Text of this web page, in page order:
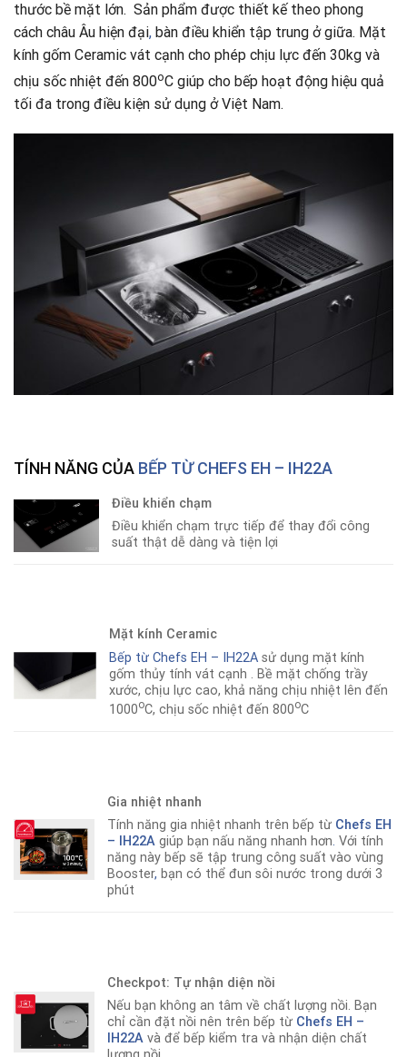
thước bề mặt lớn. Sản phẩm được thiết kế theo phong
cách châu Âu hiện đại, bàn điều khiển tập trung ở giữa. Mặt
kính gốm Ceramic vát cạnh cho phép chịu lực đến 30kg và
chịu sốc nhiệt đến 800oC giúp cho bếp hoạt động hiệu quả
tối đa trong điều kiện sử dụng ở Việt Nam.
TÍNH NĂNG CỦA BẾP TỪ CHEFS EH – IH22A
Điều khiển chạm
Điều khiển chạm trực tiếp để thay đổi công
suất thật dễ dàng và tiện lợi
Mặt kính Ceramic
Bếp từ Chefs EH – IH22A sử dụng mặt kính
gốm thủy tính vát cạnh . Bề mặt chống trầy
xước, chịu lực cao, khả năng chịu nhiệt lên đến
1000oC, chịu sốc nhiệt đến 800oC
Gia nhiệt nhanh
Tính năng gia nhiệt nhanh trên bếp từ Chefs EH
– IH22A giúp bạn nấu năng nhanh hơn. Với tính
năng này bếp sẽ tập trung công suất vào vùng
Booster, bạn có thể đun sôi nước trong dưới 3
phút
Checkpot: Tự nhận diện nồi
Nếu bạn không an tâm về chất lượng nồi. Bạn
chỉ cần đặt nồi nên trên bếp từ Chefs EH –
IH22A và để bếp kiểm tra và nhận diện chất